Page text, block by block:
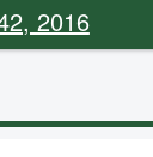
2016